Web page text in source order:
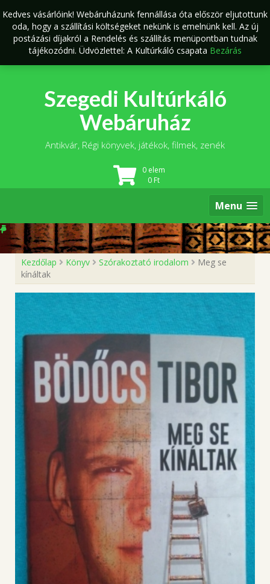
to
content
Szegedi Kultúrkáló
Webáruház
Antikvár, Régi könyvek, játékok, filmek, zenék
0 elem
0 Ft
Menu
Kezdőlap Könyv Szórakoztató irodalom
Meg se
kínáltak
Kedves vásárlóink! Webáruházunk fennállása óta először eljutottunk
oda, hogy a szállítási költségeket nekünk is emelnünk kell. Az új
postázási díjakról a Rendelés és szállítás menüpontban tudnak
tájékozódni. Üdvözlettel: A Kultúrkáló csapata Bezárás